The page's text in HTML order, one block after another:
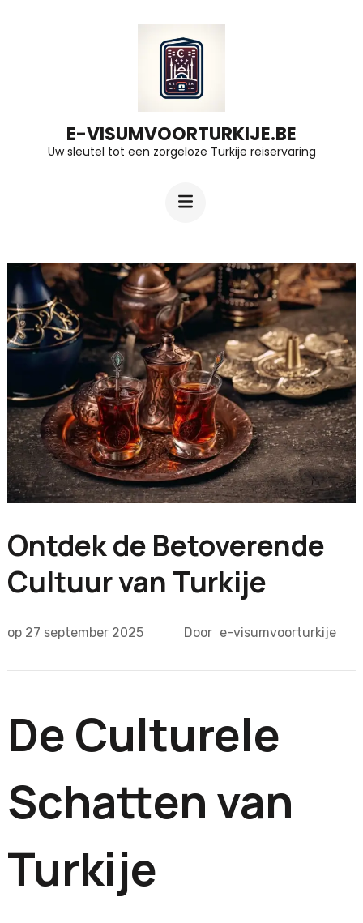
E-VISUMVOORTURKIJE.BE
Uw sleutel tot een zorgeloze Turkije reiservaring
Ontdek de Betoverende
Cultuur van Turkije
op 27 september 2025 Door e-visumvoorturkije
De Culturele
Schatten van
Turkije